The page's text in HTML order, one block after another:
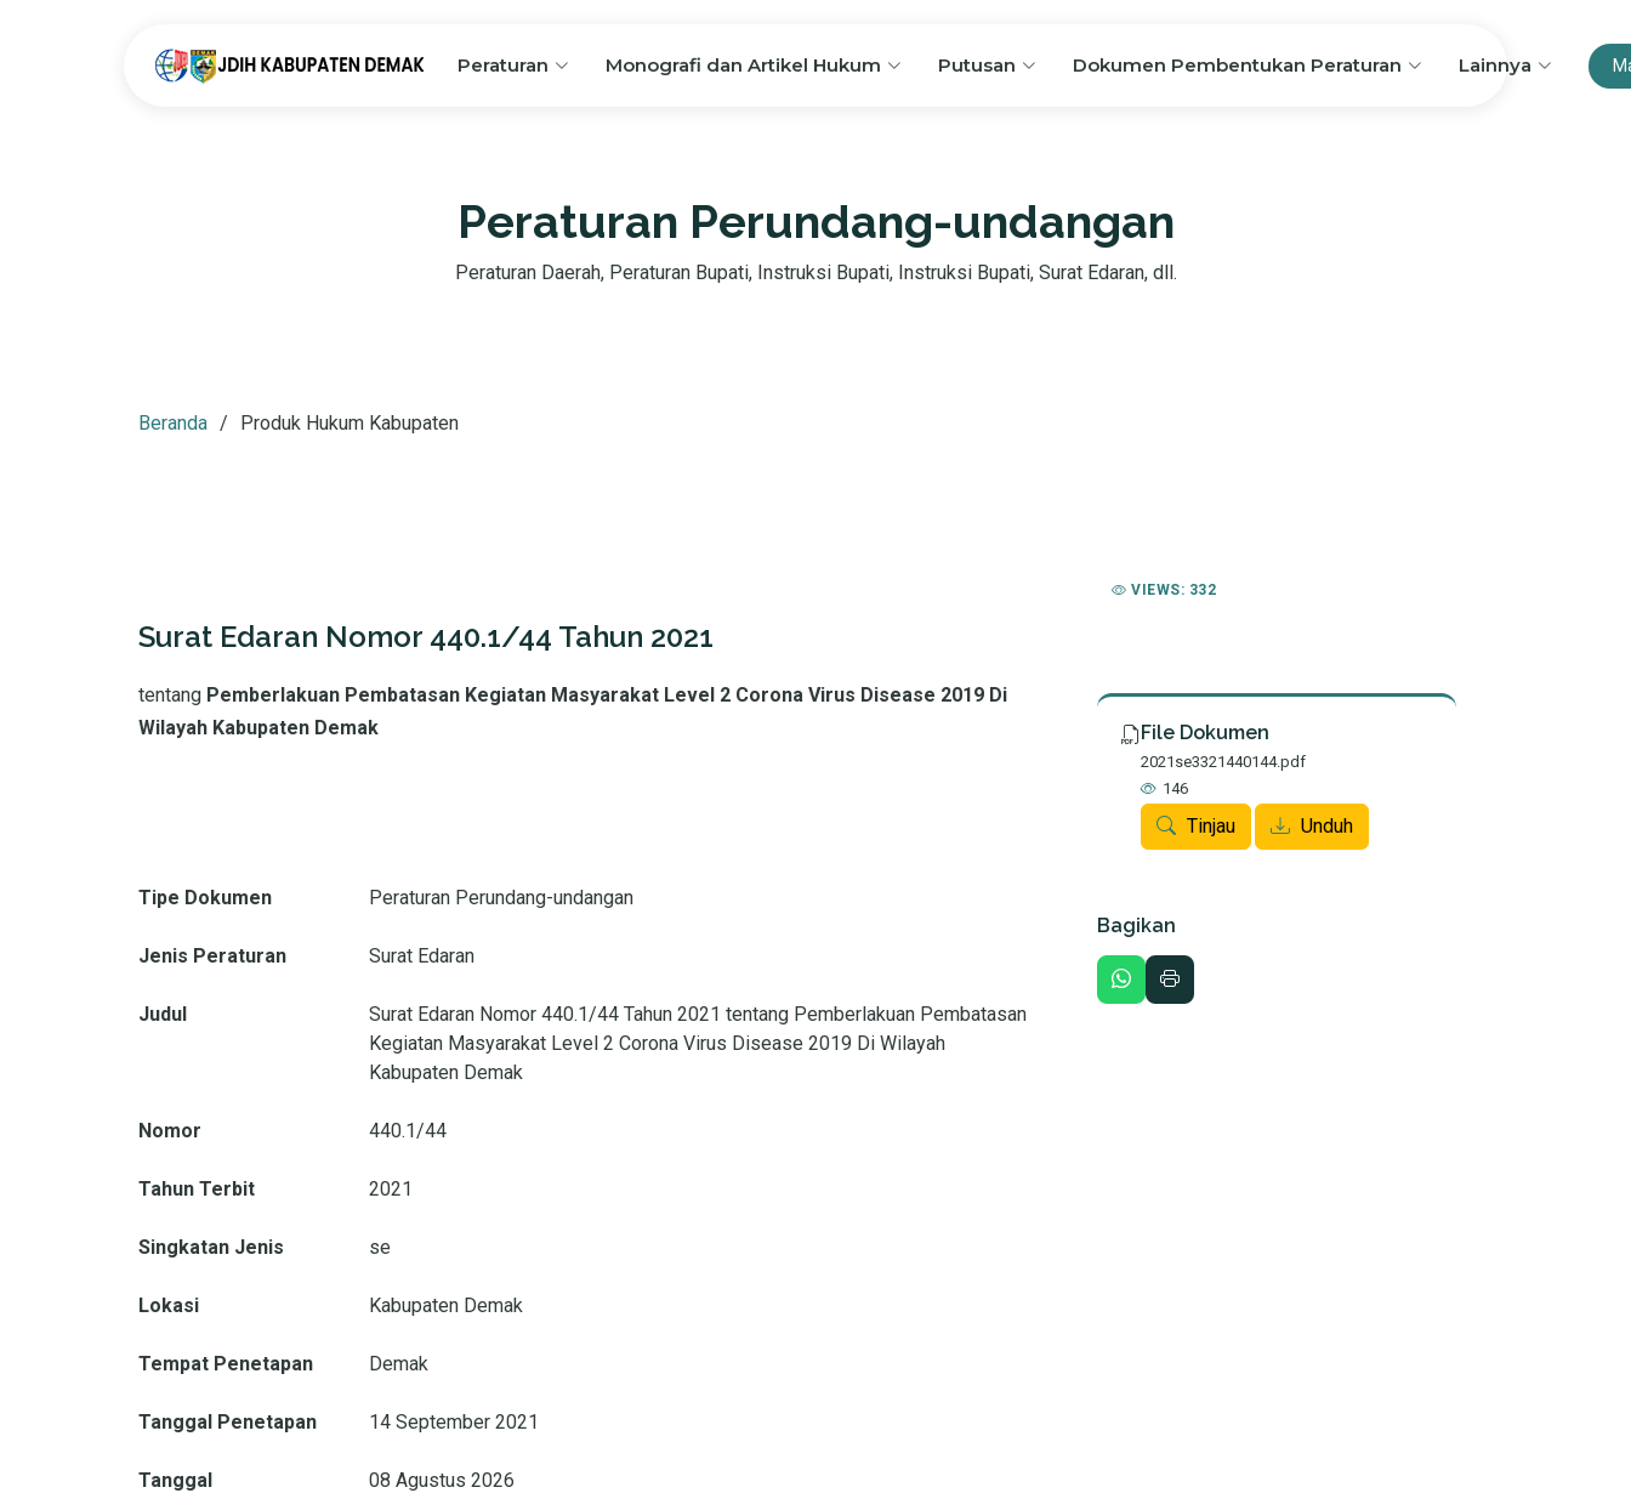
Peraturan Monografi dan Artikel Hukum Putusan Dokumen Pembentukan Peraturan Lainnya
Peraturan Perundang-undangan
Peraturan Daerah, Peraturan Bupati, Instruksi Bupati, Instruksi Bupati, Surat Edaran, dll.
Beranda Produk Hukum Kabupaten
Surat Edaran Nomor 440.1/44 Tahun 2021
tentang Pemberlakuan Pembatasan Kegiatan Masyarakat Level 2 Corona Virus Disease 2019 Di
Wilayah Kabupaten Demak
Tipe Dokumen Peraturan Perundang-undangan
Jenis Peraturan Surat Edaran
Judul
Surat Edaran Nomor 440.1/44 Tahun 2021 tentang Pemberlakuan Pembatasan
Kegiatan Masyarakat Level 2 Corona Virus Disease 2019 Di Wilayah
Kabupaten Demak
Nomor 440.1/44
Tahun Terbit 2021
Singkatan Jenis se
Lokasi Kabupaten Demak
Tempat Penetapan Demak
Tanggal Penetapan 14 September 2021
Tanggal
08 Agustus 2026
VIEWS: 332
File Dokumen
2021se3321440144.pdf
146
Tinjau Unduh
Bagikan